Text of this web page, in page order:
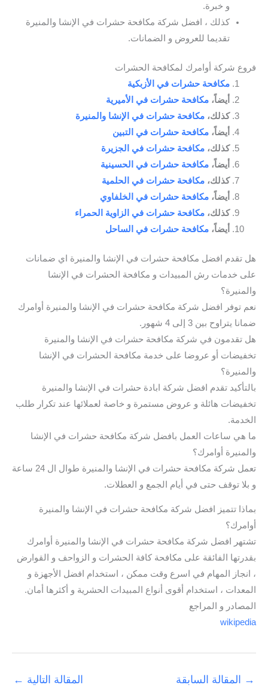
و خبرة.
كذلك ، افضل شركة مكافحة حشرات في الإنشا والمنيرة
تقديما للعروض و الضمانات.
فروع شركة أوامرك لمكافحة الحشرات
مكافحة حشرات في الأزبكية
أيضاً، مكافحة حشرات في الأميرية
كذلك، مكافحة حشرات في الإنشا والمنيرة
أيضاً، مكافحة حشرات في التبين
كذلك، مكافحة حشرات في الجزيرة
أيضاً، مكافحة حشرات في الحسينية
كذلك، مكافحة حشرات في الحلمية
أيضاً، مكافحة حشرات في الخلفاوي
كذلك، مكافحة حشرات في الزاوية الحمراء
أيضاً، مكافحة حشرات في الساحل
هل تقدم افضل مكافحة حشرات في الإنشا والمنيرة اي ضمانات
على خدمات رش المبيدات و مكافحة الحشرات في الإنشا
والمنيرة؟
نعم توفر افضل شركة مكافحة حشرات في الإنشا والمنيرة أوامرك
ضمانا يتراوح بين 3 إلى 4 شهور.
هل تقدمون في شركة مكافحة حشرات في الإنشا والمنيرة
تخفيضات أو عروضا على خدمة مكافحة الحشرات في الإنشا
والمنيرة؟
بالتأكيد تقدم افضل شركة ابادة حشرات في الإنشا والمنيرة
تخفيضات هائلة و عروض مستمرة و خاصة لعملائها عند تكرار طلب
الخدمة.
ما هي ساعات العمل بافضل شركة مكافحة حشرات في الإنشا
والمنيرة أوامرك؟
تعمل شركة مكافحة حشرات في الإنشا والمنيرة طوال ال 24 ساعة
و بلا توقف حتى في أيام الجمع و العطلات.
بماذا تتميز افضل شركة مكافحة حشرات في الإنشا والمنيرة
أوامرك؟
تشتهر افضل شركة مكافحة حشرات في الإنشا والمنيرة أوامرك
بقدرتها الفائقة على مكافحة كافة الحشرات و الزواحف و القوارض
، انجاز المهام في اسرع وقت ممكن ، استخدام افضل الأجهزة و
المعدات ، استخدام أقوى أنواع المبيدات الحشرية و أكثرها أمان.
المصادر و المراجع
wikipedia
→ المقالة السابقة المقالة التالية ←